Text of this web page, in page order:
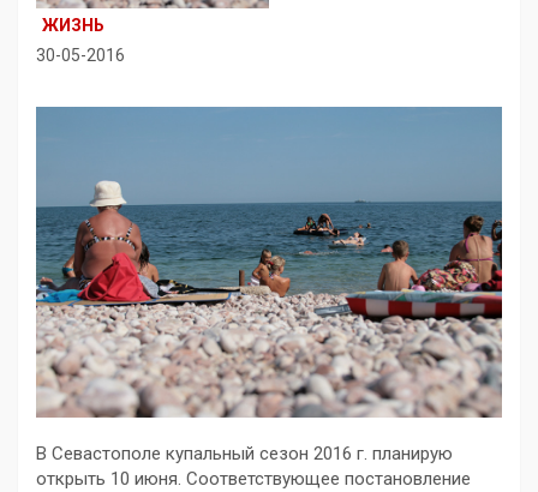
ЖИЗНЬ
30-05-2016
В Севастополе купальный сезон 2016 г. планирую
открыть 10 июня. Соответствующее постановление